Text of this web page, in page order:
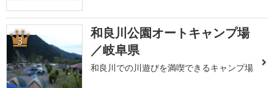
3
和良川公園オートキャンプ場
／岐阜県
和良川での川遊びを満喫できるキャンプ場